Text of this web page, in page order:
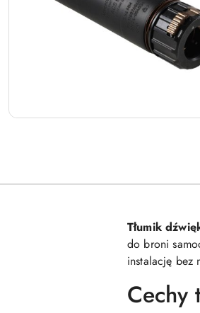
Tłumik
do broni
instalację bez
Cechy